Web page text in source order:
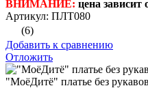
ВНИМАНИЕ: цена зависит
Артикул: ПЛТ080
(6)
Добавить к сравнению
Отложить
"МоёДитё" платье без